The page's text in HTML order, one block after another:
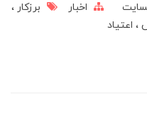
اخبار
برزکار
اعتیاد